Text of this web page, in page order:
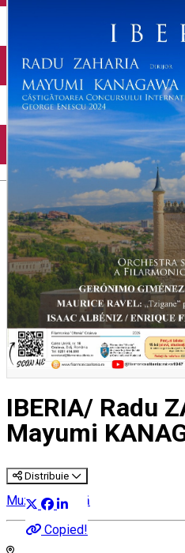
English
Închirieri biciclete
Încărcare vehicule
IBERIA/ Radu
Mayumi
Distribuie
Copied!
Muzică clasică